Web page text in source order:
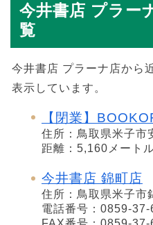
今井書店 プラー
覧
今井書店 プラーナ店から
表示しています。
【閉業】
住所：鳥取県米子市
距離：5,160メート
今井書店 錦町店
住所：鳥取県米子市
電話番号：0859-37-